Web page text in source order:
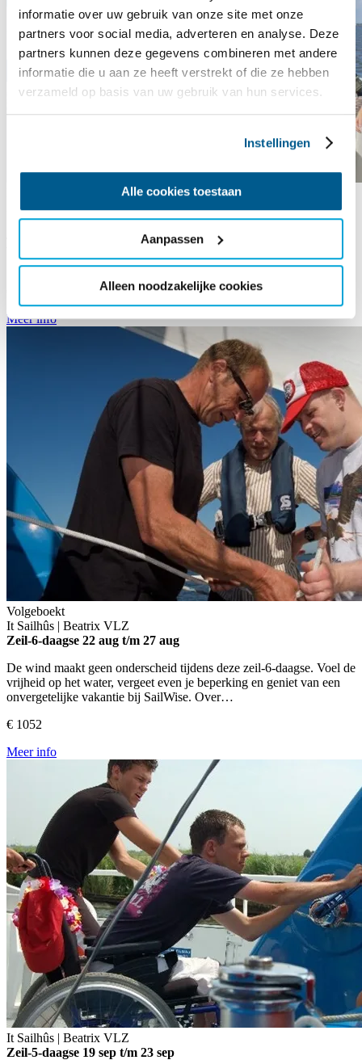
informatie over uw gebruik van onze site met onze
partners voor social media, adverteren en analyse. Deze
partners kunnen deze gegevens combineren met andere
informatie die u aan ze heeft verstrekt of die ze hebben
verzameld op basis van uw gebruik van hun services.
Instellingen
Alle cookies toestaan
Aanpassen
Alleen noodzakelijke cookies
VLZ
Zeilweek Jongeren 16-30 jaar 15 aug t/m 21 aug
Jonge avonturiers opgelet! Ben je tussen de 16 en 30 jaar en klaar
voor een supergezellige, actieve vakantie met andere jongeren?
Schrijf je dan in voor deze supergezellige…
Meer info
Volgeboekt
It Sailhûs | Beatrix VLZ
Zeil-6-daagse 22 aug t/m 27 aug
De wind maakt geen onderscheid tijdens deze zeil-6-daagse. Voel de
vrijheid op het water, vergeet even je beperking en geniet van een
onvergetelijke vakantie bij SailWise. Over…
€ 1052
Meer info
It Sailhûs | Beatrix VLZ
Zeil-5-daagse 19 sep t/m 23 sep